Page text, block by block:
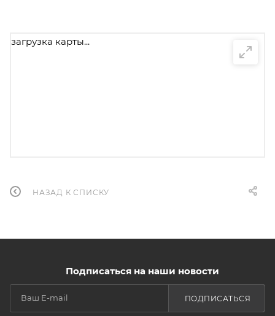
загрузка карты...
НАЗАД К СПИСКУ
Подписаться на наши новости
ПОДПИСАТЬСЯ